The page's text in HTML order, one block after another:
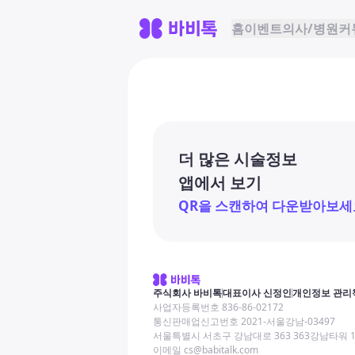
홈이벤트의사/병원커
더 많은 시술정보
앱에서 보기
QR을 스캔하여 다운받아보세
주식회사 바비톡대표이사 신정인개인정보 관리
사업자등록번호 836-86-02172
통신판매업신고번호 2021-서울강남-03497
서울특별시 서초구 강남대로 363 363강남타워
이메일 cs@babitalk.com